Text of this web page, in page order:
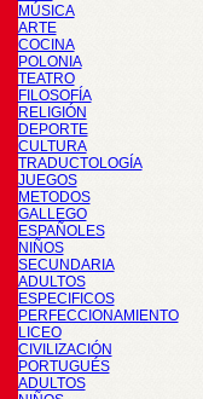
MÚSICA
ARTE
COCINA
POLONIA
TEATRO
FILOSOFÍA
RELIGIÓN
DEPORTE
CULTURA
TRADUCTOLOGÍA
JUEGOS
METODOS
GALLEGO
ESPAÑOLES
NIÑOS
SECUNDARIA
ADULTOS
ESPECIFICOS
PERFECCIONAMIENTO
LICEO
CIVILIZACIÓN
PORTUGUÉS
ADULTOS